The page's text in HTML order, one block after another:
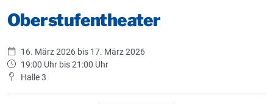
Oberstufentheater
16. März 2026 bis 17. März 2026
19:00 Uhr bis 21:00 Uhr
Halle 3